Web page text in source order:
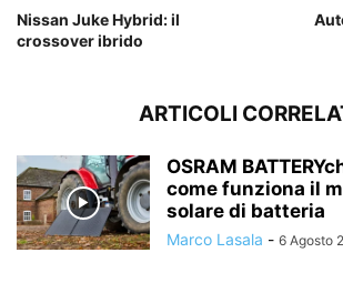
Nissan Juke Hybrid: il
crossover ibrido
ARTICOLI
OSRAM
come funziona il
solare di batteria
Marco Lasala - 6 Agosto